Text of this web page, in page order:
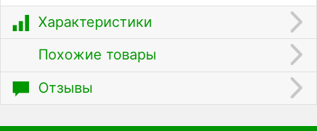
Характеристики
Похожие товары
Отзывы